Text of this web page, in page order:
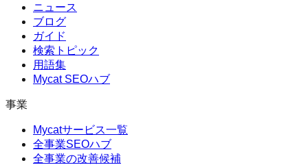
ニュース
ブログ
ガイド
検索トピック
用語集
Mycat SEOハブ
事業
Mycatサービス一覧
全事業SEOハブ
全事業の改善候補